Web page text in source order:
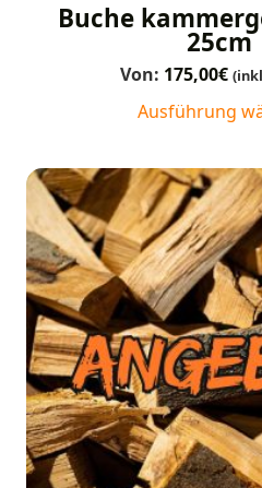
Buche
25cm
Von: 175,00€
Ausführung